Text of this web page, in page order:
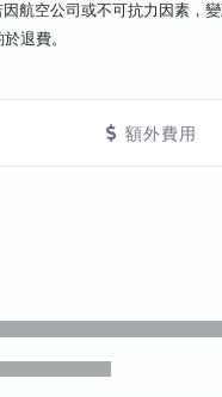
航空公司或不可抗力因素，
退費。
額外費用